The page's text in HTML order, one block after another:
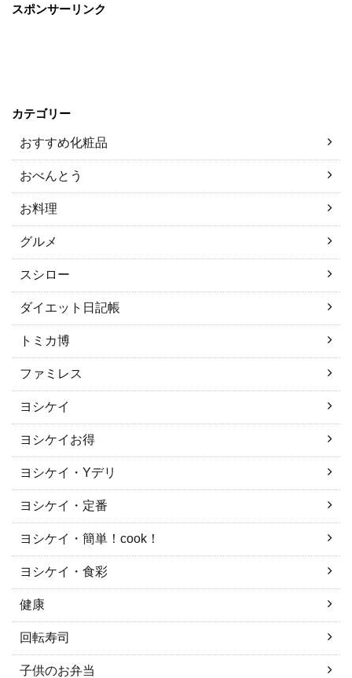
スポンサーリンク
カテゴリー
おすすめ化粧品
おべんとう
お料理
グルメ
スシロー
ダイエット日記帳
トミカ博
ファミレス
ヨシケイ
ヨシケイお得
ヨシケイ・Yデリ
ヨシケイ・定番
ヨシケイ・簡単！cook！
ヨシケイ・食彩
健康
回転寿司
子供のお弁当